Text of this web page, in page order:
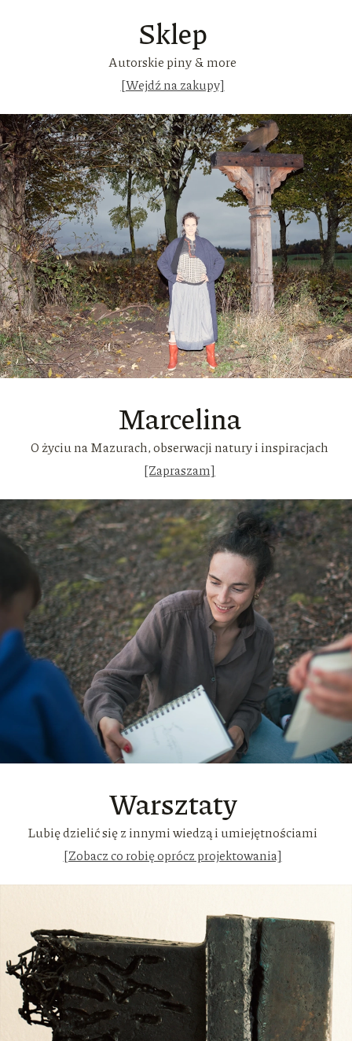
Sklep
Autorskie piny & more
[Wejdź na zakupy]
Marcelina
O życiu na Mazurach, obserwacji natury i inspiracjach
[Zapraszam]
Warsztaty
Lubię dzielić się z innymi wiedzą i umiejętnościami
[Zobacz co robię oprócz projektowania]